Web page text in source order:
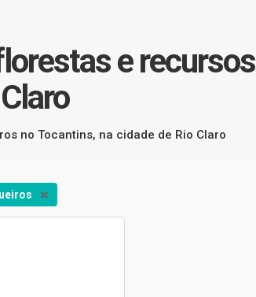
e recursos
no Tocantins, na cidade de Rio Claro